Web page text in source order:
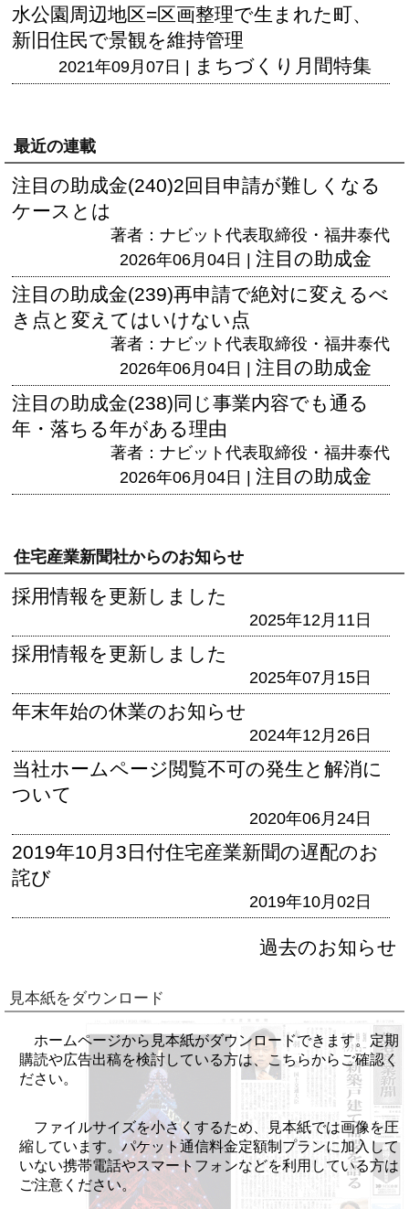
水公園周辺地区=区画整理で生まれた町、
新旧住民で景観を維持管理
2021年09月07日 | まちづくり月間特集
最近の連載
注目の助成金(240)2回目申請が難しくなる
ケースとは
著者：ナビット代表取締役・福井泰代
2026年06月04日 | 注目の助成金
注目の助成金(239)再申請で絶対に変えるべ
き点と変えてはいけない点
著者：ナビット代表取締役・福井泰代
2026年06月04日 | 注目の助成金
注目の助成金(238)同じ事業内容でも通る
年・落ちる年がある理由
著者：ナビット代表取締役・福井泰代
2026年06月04日 | 注目の助成金
住宅産業新聞社からのお知らせ
採用情報を更新しました
2025年12月11日
採用情報を更新しました
2025年07月15日
年末年始の休業のお知らせ
2024年12月26日
当社ホームページ閲覧不可の発生と解消に
ついて
2020年06月24日
2019年10月3日付住宅産業新聞の遅配のお
詫び
2019年10月02日
過去のお知らせ
見本紙をダウンロード
ホームページから見本紙がダウンロードできます。定期
購読や広告出稿を検討している方は、こちらからご確認く
ださい。
ファイルサイズを小さくするため、見本紙では画像を圧
縮しています。パケット通信料金定額制プランに加入して
いない携帯電話やスマートフォンなどを利用している方は
ご注意ください。